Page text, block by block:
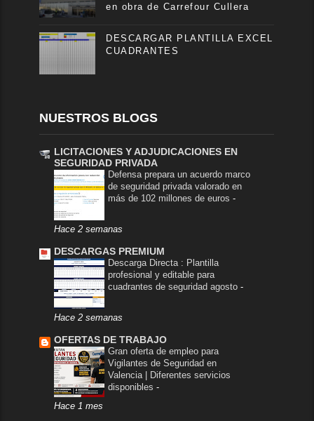
en obra de Carrefour Cullera
DESCARGAR PLANTILLA EXCEL
CUADRANTES
NUESTROS BLOGS
LICITACIONES Y ADJUDICACIONES EN
SEGURIDAD PRIVADA
Defensa prepara un acuerdo marco
de seguridad privada valorado en
más de 102 millones de euros-
Hace 2 semanas
DESCARGAS PREMIUM
Descarga Directa : Plantilla
profesional y editable para
cuadrantes de seguridad agosto-
Hace 2 semanas
OFERTAS DE TRABAJO
Gran oferta de empleo para
Vigilantes de Seguridad en
Valencia | Diferentes servicios
disponibles-
Hace 1 mes